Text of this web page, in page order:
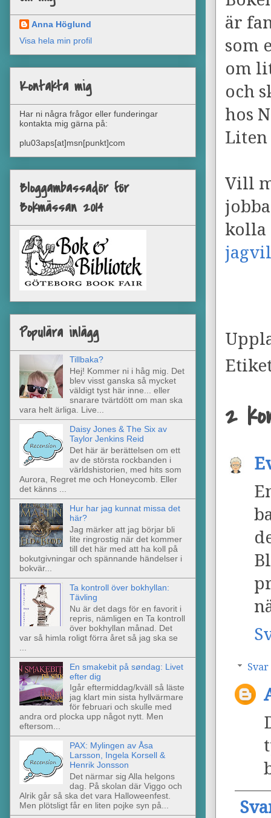
är
som
om
och
hos
Vill
kolla
2
Svar
Anna Höglund
Visa hela min profil
Kontakta mig
Har ni några frågor eller funderingar
kontakta mig gärna på:
plu03aps[at]msn[punkt]com
Bloggambassadör för
Bokmässan 2014
Populära inlägg
Tillbaka?
Hej! Kommer ni i håg mig. Det
blev visst ganska så mycket
väldigt tyst här inne... eller
snarare tvärtdött om man ska
vara helt ärliga. Live...
Daisy Jones & The Six av
Taylor Jenkins Reid
Det här är berättelsen om ett
av de största rockbanden i
världshistorien, med hits som
Aurora, Regret me och Honeycomb. Eller
det känns ...
Hur har jag kunnat missa det
här?
Jag märker att jag börjar bli
lite ringrostig när det kommer
till det här med att ha koll på
bokutgivningar och spännande händelser i
bokvär...
Ta kontroll över bokhyllan:
Tävling
Nu är det dags för en favorit i
repris, nämligen en Ta kontroll
över bokhyllan månad. Det
var så himla roligt förra året så jag ska se
En smakebit på søndag: Livet
efter dig
Igår eftermiddag/kväll så läste
jag klart min sista hyllvärmare
för februari och skulle med
andra ord plocka upp något nytt. Men
eftersom...
PAX: Mylingen av Åsa
Larsson, Ingela Korsell &
Henrik Jonsson
Det närmar sig Alla helgons
dag. På skolan där Viggo och
Alrik går så ska det vara Halloweenfest.
Men plötsligt får en liten pojke syn på...